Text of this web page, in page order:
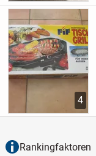
4
Rankingfaktoren